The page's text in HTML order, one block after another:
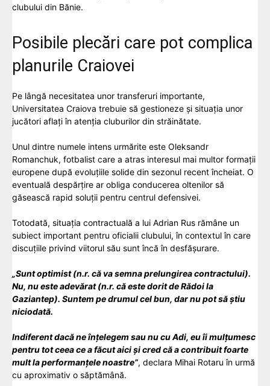
clubului din Bănie.
Posibile plecări care pot complica
planurile Craiovei
Pe lângă necesitatea unor transferuri importante,
Universitatea Craiova trebuie să gestioneze și situația unor
jucători aflați în atenția cluburilor din străinătate.
Unul dintre numele intens urmărite este Oleksandr
Romanchuk, fotbalist care a atras interesul mai multor formații
europene după evoluțiile solide din sezonul recent încheiat. O
eventuală despărțire ar obliga conducerea oltenilor să
găsească rapid soluții pentru centrul defensivei.
Totodată, situația contractuală a lui Adrian Rus rămâne un
subiect important pentru oficialii clubului, în contextul în care
discuțiile privind viitorul său sunt încă în desfășurare.
„Sunt optimist (n.r. că va semna prelungirea contractului).
Nu, nu este adevărat (n.r. că este dorit de Rădoi la
Gaziantep). Suntem pe drumul cel bun, dar nu pot să știu
niciodată.
Indiferent dacă ne înțelegem sau nu cu Adi, eu îi mulțumesc
pentru tot ceea ce a făcut aici și cred că a contribuit foarte
mult la performanțele noastre”, declara Mihai Rotaru în urmă
cu aproximativ o săptămână.